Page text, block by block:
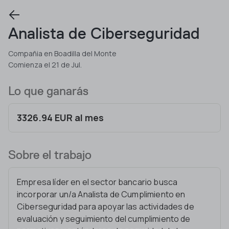
Analista de Ciberseguridad
Compañia en Boadilla del Monte
Comienza el 21 de Jul.
Lo que ganarás
3326.94 EUR al mes
Sobre el trabajo
Empresa líder en el sector bancario busca
incorporar un/a Analista de Cumplimiento en
Ciberseguridad para apoyar las actividades de
evaluación y seguimiento del cumplimiento de